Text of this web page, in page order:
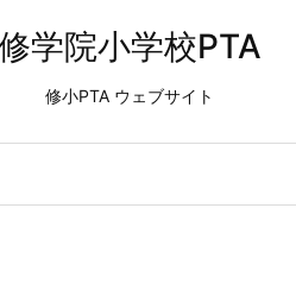
学院小学校PTA
修小PTA ウェブサイト